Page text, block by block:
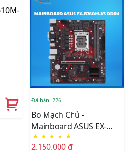
Đã bán: 226
Bo Mạch Chủ -
Mainboard ASUS EX-
B760M-V5 DDR4
★ ★ ★ ★ ★
2.150.000 đ